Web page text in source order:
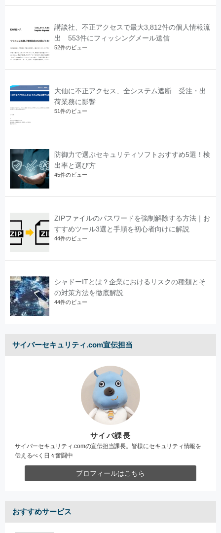
講談社、不正アクセスで最大3,812件の個人情報流
出 553件にフィッシングメール送信
52件のビュー
大仙に不正アクセス、全システム遮断 受注・出
荷業務に影響
51件のビュー
防御力で選ぶセキュリティソフトおすすめ5選！検
出率と選び方
45件のビュー
ZIPファイルのパスワードを強制解除する方法｜お
すすめツール3選と手順を初心者向けに解説
44件のビュー
シャドーITとは？企業におけるリスクの種類とそ
の対策方法を徹底解説
44件のビュー
サイバーセキュリティ.com宣伝担当
サイバ課長
サイバーセキュリティ.comの宣伝担当課長。皆様にセキュリティ情報を
伝えるべく日々奮闘中
プロフィールはこちら
おすすめサービス